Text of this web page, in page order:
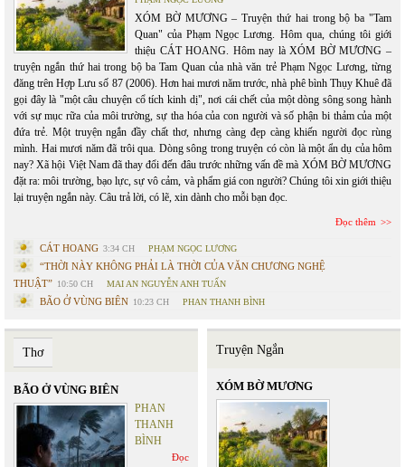
XÓM BỜ MƯƠNG – Truyện thứ hai trong bộ ba "Tam
Quan" của Phạm Ngọc Lương. Hôm qua, chúng tôi giới
thiệu CÁT HOANG. Hôm nay là XÓM BỜ MƯƠNG –
truyện ngắn thứ hai trong bộ ba Tam Quan của nhà văn trẻ Phạm Ngọc Lương, từng
đăng trên Hợp Lưu số 87 (2006). Hơn hai mươi năm trước, nhà phê bình Thụy Khuê đã
gọi đây là "một câu chuyện cổ tích kinh dị", nơi cái chết của một dòng sông song hành
với sự mục rữa của môi trường, sự tha hóa của con người và số phận bi thảm của một
đứa trẻ. Một truyện ngắn đầy chất thơ, nhưng càng đẹp càng khiến người đọc rùng
mình. Hai mươi năm đã trôi qua. Dòng sông trong truyện có còn là một ẩn dụ của hôm
nay? Xã hội Việt Nam đã thay đổi đến đâu trước những vấn đề mà XÓM BỜ MƯƠNG
đặt ra: môi trường, bạo lực, sự vô cảm, và phẩm giá con người? Chúng tôi xin giới thiệu
lại truyện ngắn này. Câu trả lời, có lẽ, xin dành cho mỗi bạn đọc.
Đọc thêm
CÁT HOANG 3:34 CH PHẠM NGỌC LƯƠNG
“THỜI NÀY KHÔNG PHẢI LÀ THỜI CỦA VĂN CHƯƠNG NGHỆ
THUẬT” 10:50 CH MAI AN NGUYỄN ANH TUẤN
BÃO Ở VÙNG BIÊN 10:23 CH PHAN THANH BÌNH
Thơ
BÃO Ở VÙNG BIÊN
PHAN
THANH
BÌNH
Đọc
Truyện Ngắn
XÓM BỜ MƯƠNG